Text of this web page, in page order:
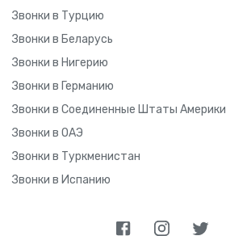
Звонки в Турцию
Звонки в Беларусь
Звонки в Нигерию
Звонки в Германию
Звонки в Соединенные Штаты Америки
Звонки в ОАЭ
Звонки в Туркменистан
Звонки в Испанию